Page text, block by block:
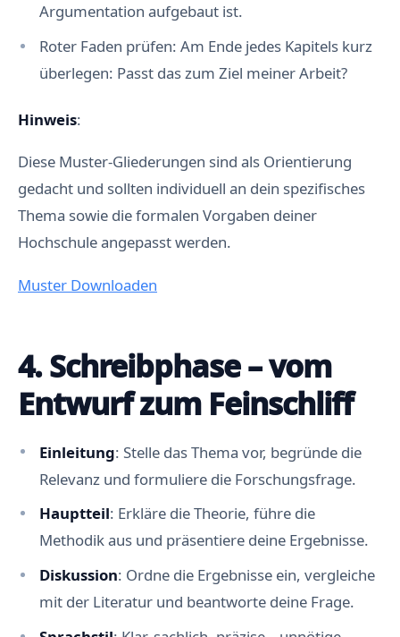
Argumentation aufgebaut ist.
Roter Faden prüfen: Am Ende jedes Kapitels kurz
überlegen: Passt das zum Ziel meiner Arbeit?
Hinweis:
Diese Muster-Gliederungen sind als Orientierung
gedacht und sollten individuell an dein spezifisches
Thema sowie die formalen Vorgaben deiner
Hochschule angepasst werden.
Muster Downloaden
4. Schreibphase – vom
Entwurf zum Feinschliff
Einleitung: Stelle das Thema vor, begründe die
Relevanz und formuliere die Forschungsfrage.
Hauptteil: Erkläre die Theorie, führe die
Methodik aus und präsentiere deine Ergebnisse.
Diskussion: Ordne die Ergebnisse ein, vergleiche
mit der Literatur und beantworte deine Frage.